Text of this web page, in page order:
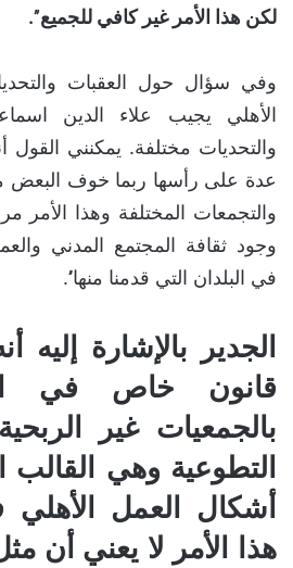
لكن هذا الأمر غير كافي للجميع’’.
وفي سؤال حول العقبات
الأهلي يجيب علاء الدين
والتحديات مختلفة. يمكنني القول
عدة على رأسها ربما خوف البعض
والتجمعات المختلفة وهذا الأمر
وجود ثقافة المجتمع المدني
في البلدان التي قدمنا منها’’.
الجدير بالإشارة إليه
قانون خاص في
بالجمعيات غير
التطوعية وهي القالب
أشكال العمل الأهلي
هذا الأمر لا يعني أن